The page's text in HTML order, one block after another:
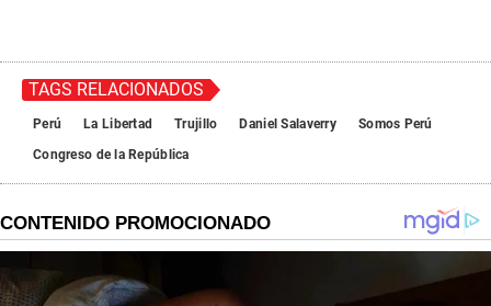
TAGS RELACIONADOS
Perú La Libertad Trujillo Daniel Salaverry
Somos Perú
Congreso de la República